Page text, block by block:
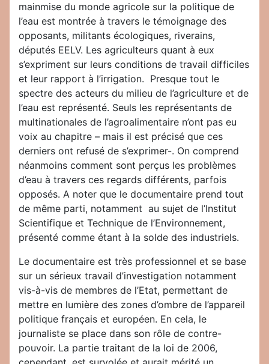
mainmise du monde agricole sur la politique de
l’eau est montrée à travers le témoignage des
opposants, militants écologiques, riverains,
députés EELV. Les agriculteurs quant à eux
s’expriment sur leurs conditions de travail difficiles
et leur rapport à l’irrigation. Presque tout le
spectre des acteurs du milieu de l’agriculture et de
l’eau est représenté. Seuls les représentants de
multinationales de l’agroalimentaire n’ont pas eu
voix au chapitre – mais il est précisé que ces
derniers ont refusé de s’exprimer-. On comprend
néanmoins comment sont perçus les problèmes
d’eau à travers ces regards différents, parfois
opposés. A noter que le documentaire prend tout
de même parti, notamment au sujet de l’Institut
Scientifique et Technique de l’Environnement,
présenté comme étant à la solde des industriels.
Le documentaire est très professionnel et se base
sur un sérieux travail d’investigation notamment
vis-à-vis de membres de l’Etat, permettant de
mettre en lumière des zones d’ombre de l’appareil
politique français et européen. En cela, le
journaliste se place dans son rôle de contre-
pouvoir. La partie traitant de la loi de 2006,